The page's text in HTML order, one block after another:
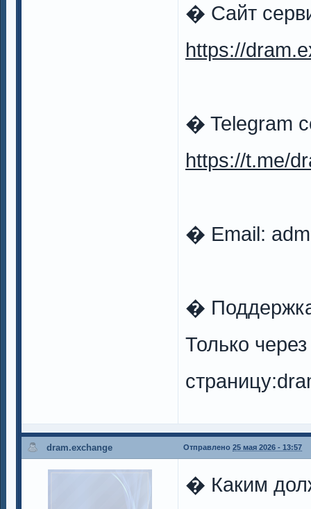
� Сайт
https://
� Telegram
https://t.me/
� Email:
�
Только
dram.exchange Отправлено 25 мая 2026 - 13:57
� Каким